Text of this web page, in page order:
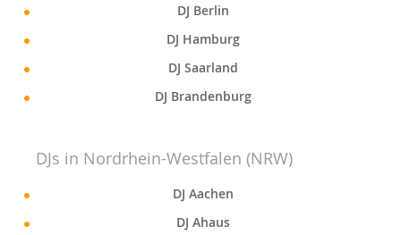
DJ Berlin
DJ Hamburg
DJ Saarland
DJ Brandenburg
DJs in Nordrhein-Westfalen (NRW)
DJ Aachen
DJ Ahaus